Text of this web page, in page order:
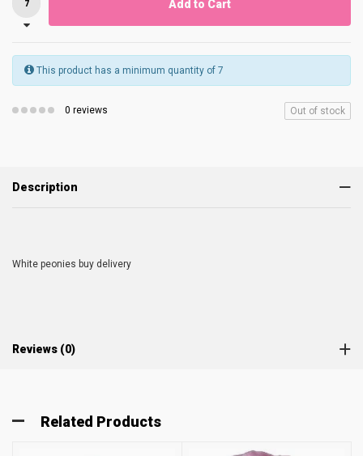
Add to Cart
This product has a minimum quantity of 7
0 reviews Out of stock
Description
White peonies buy delivery
Reviews (0)
Related Products